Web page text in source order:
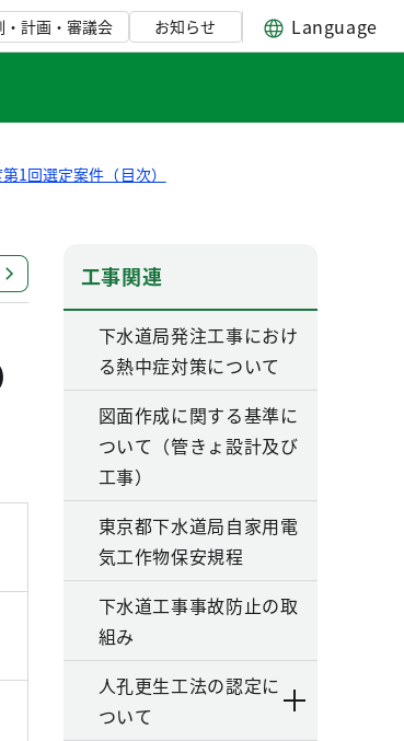
・計画・審議会 お知らせ Language
1回選定案件（目次）
、三丁目付近再構築工事
工事関連
下水道局発注工事におけ
る熱中症対策について
図面作成に関する基準に
ついて（管きょ設計及び
工事）
東京都下水道局自家用電
気工作物保安規程
下水道工事事故防止の取
組み
人孔更生工法の認定に
ついて